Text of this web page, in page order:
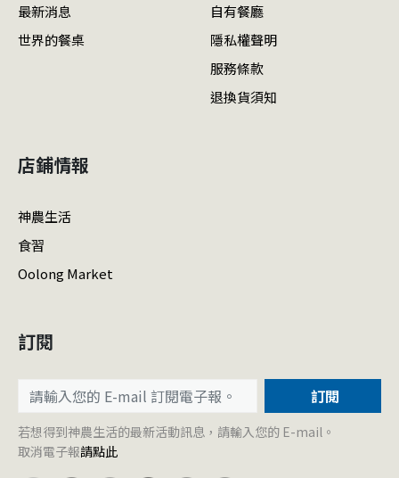
最新消息
世界的餐桌
自有餐廳
隱私權聲明
服務條款
退換貨須知
店鋪情報
神農生活
食習
Oolong Market
訂閱
訂閱
若想得到神農生活的最新活動訊息，請輸入您的 E-mail。
取消電子報請點此